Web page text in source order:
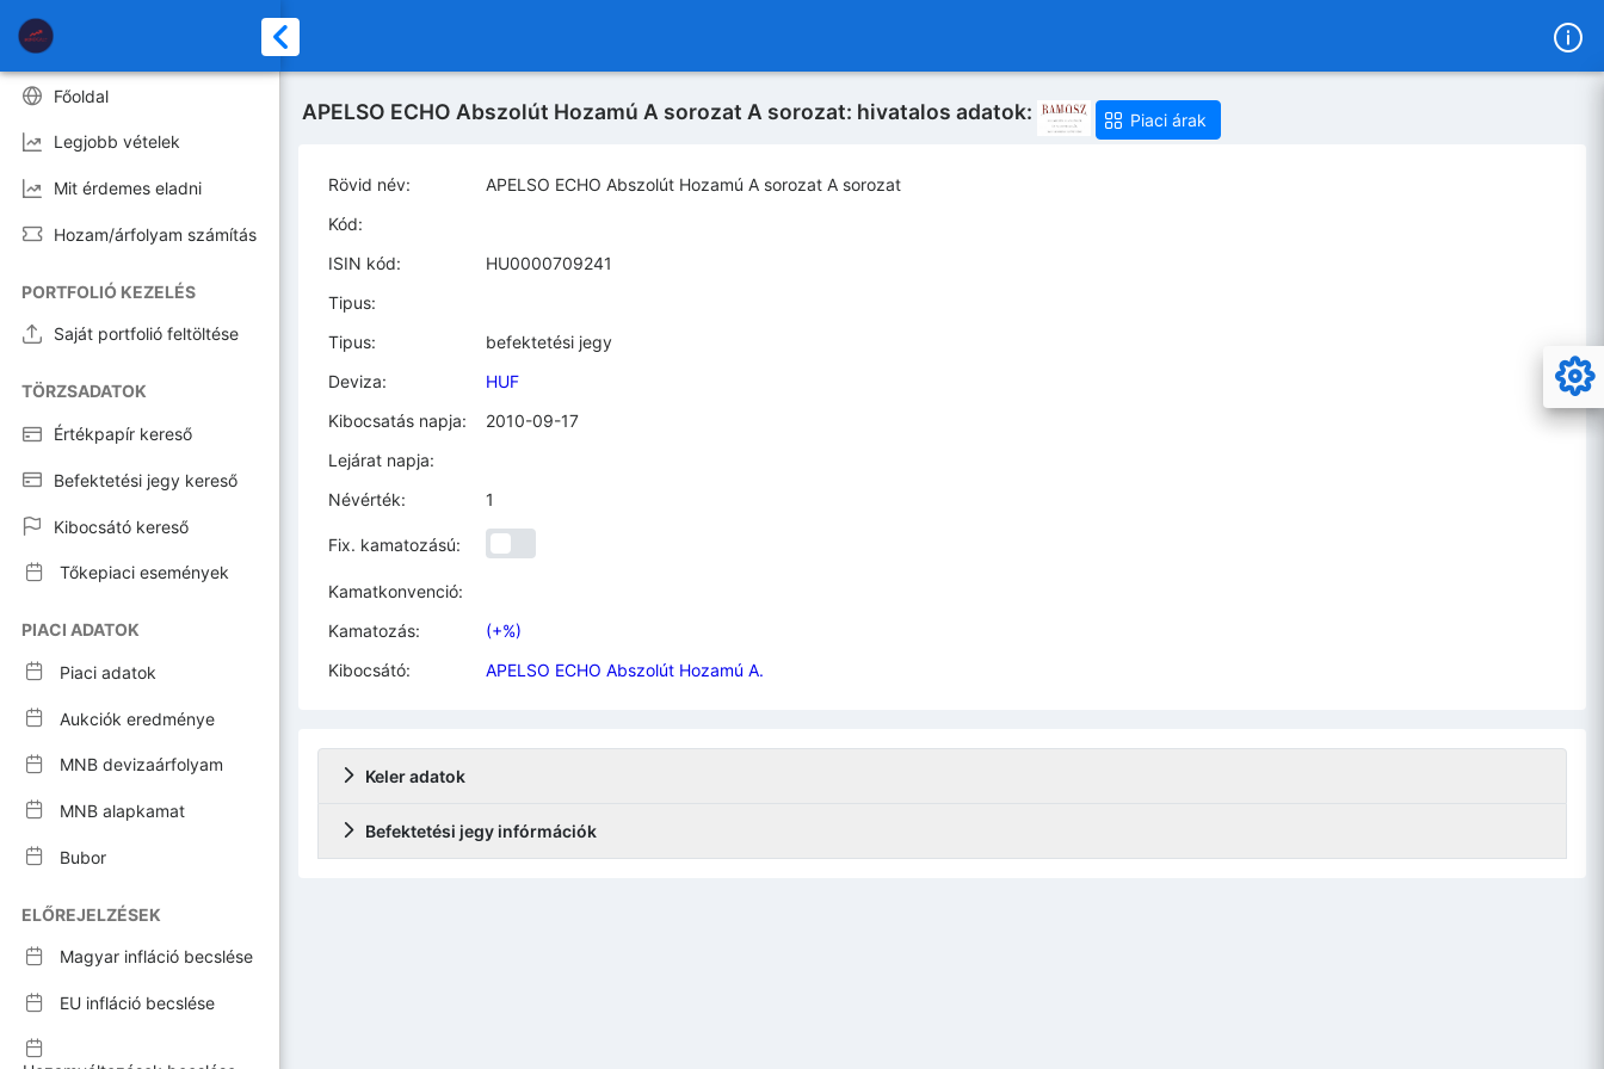
Főoldal
Legjobb vételek
Mit érdemes eladni
Hozam/árfolyam számítás
PORTFOLIÓ KEZELÉS
Saját portfolió feltöltése
TÖRZSADATOK
Értékpapír kereső
Befektetési jegy kereső
Kibocsátó kereső
Tőkepiaci események
PIACI ADATOK
Piaci adatok
Aukciók eredménye
MNB devizaárfolyam
MNB alapkamat
Bubor
ELŐREJELZÉSEK
Magyar infláció becslése
EU infláció becslése
APELSO ECHO Abszolút Hozamú A sorozat A sorozat: hivatalos adatok: Piaci árak
Rövid név:
APELSO ECHO Abszolút Hozamú A sorozat A sorozat
Kód:
ISIN kód:
HU0000709241
Tipus:
Tipus:
befektetési jegy
Deviza:
HUF
Kibocsatás napja:
2010-09-17
Lejárat napja:
Névérték:
1
Fix. kamatozású:
Kamatkonvenció:
Kamatozás:
(+%)
Kibocsátó:
APELSO ECHO Abszolút Hozamú A.
Keler adatok
Befektetési jegy infórmációk